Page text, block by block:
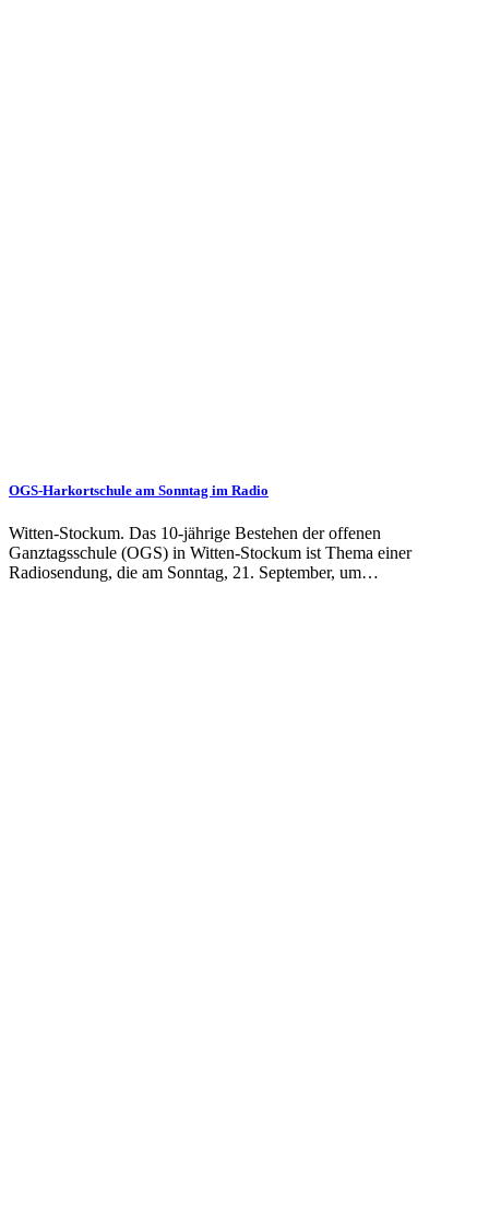
OGS-Harkortschule am Sonntag im Radio
Witten-Stockum. Das 10-jährige Bestehen der offenen
Ganztagsschule (OGS) in Witten-Stockum ist Thema einer
Radiosendung, die am Sonntag, 21. September, um…